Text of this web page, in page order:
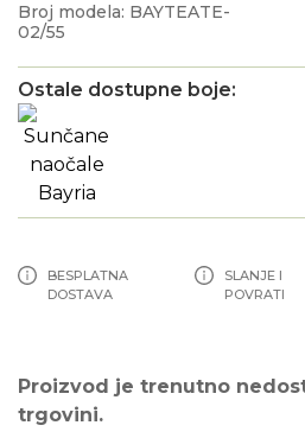
Broj modela: BAYTEATE-
02/55
Ostale dostupne boje:
BESPLATNA
DOSTAVA
SLANJE I
POVRATI
Proizvod je trenutno
trgovini.